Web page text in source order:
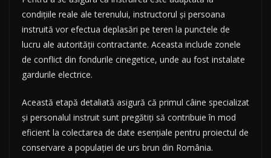
condițiile reale ale terenului, instructorul și persoana
instruită vor efectua deplasări pe teren la punctele de
lucru ale autorității contractante. Aceasta include zonele
de conflict din fondurile cinegetice, unde au fost instalate
gardurile electrice.
Această etapă detaliată asigură că primul câine specializat
și personalul instruit sunt pregătiți să contribuie în mod
eficient la colectarea de date esențiale pentru proiectul de
conservare a populației de urs brun din România.